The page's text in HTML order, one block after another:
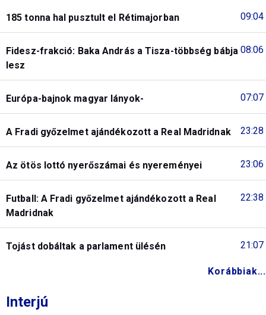
09:04
185 tonna hal pusztult el Rétimajorban
08:06
Fidesz-frakció: Baka András a Tisza-többség bábja
lesz
07:07
Európa-bajnok magyar lányok-
23:28
A Fradi győzelmet ajándékozott a Real Madridnak
23:06
Az ötös lottó nyerőszámai és nyereményei
22:38
Futball: A Fradi győzelmet ajándékozott a Real
Madridnak
21:07
Tojást dobáltak a parlament ülésén
Korábbiak...
Interjú